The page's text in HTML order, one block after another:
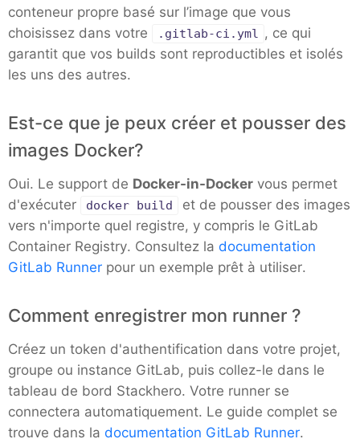
Mattermost
Meilisearch
Memcached
Mercure-Hub
MinIO
Mosquitto
Nextcloud
NocoDB
conteneur propre basé sur l’image que vous
choisissez dans votre
.gitlab-ci.yml , ce qui
garantit que vos builds sont reproductibles et isolés
les uns des autres.
Est-ce que je peux créer et pousser des
images Docker?
Oui. Le support de Docker-in-Docker vous permet
d'exécuter
docker build
et de pousser des images
vers n'importe quel registre, y compris le GitLab
Container Registry. Consultez la documentation
GitLab Runner pour un exemple prêt à utiliser.
Comment enregistrer mon runner ?
Créez un token d'authentification dans votre projet,
groupe ou instance GitLab, puis collez-le dans le
tableau de bord Stackhero. Votre runner se
connectera automatiquement. Le guide complet se
trouve dans la documentation GitLab Runner.